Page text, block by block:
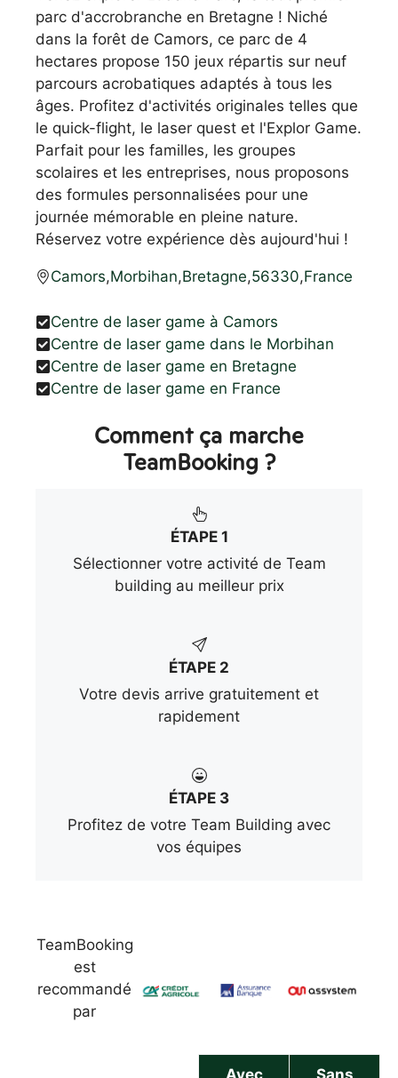
parc d'accrobranche en Bretagne ! Niché
dans la forêt de Camors, ce parc de 4
hectares propose 150 jeux répartis sur neuf
parcours acrobatiques adaptés à tous les
âges. Profitez d'activités originales telles que
le quick-flight, le laser quest et l'Explor Game.
Parfait pour les familles, les groupes
scolaires et les entreprises, nous proposons
des formules personnalisées pour une
journée mémorable en pleine nature.
Réservez votre expérience dès aujourd'hui !
Camors,Morbihan,Bretagne,56330,France
Centre de laser game à Camors
Centre de laser game dans le Morbihan
Centre de laser game en Bretagne
Centre de laser game en France
Comment ça marche
TeamBooking ?
ÉTAPE 1
Sélectionner votre activité de Team
building au meilleur prix
ÉTAPE 2
Votre devis arrive gratuitement et
rapidement
ÉTAPE 3
Profitez de votre Team Building avec
vos équipes
TeamBooking
est
recommandé
par
Avec
Sans